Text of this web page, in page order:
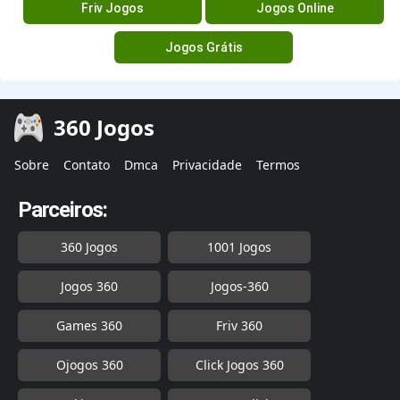
Friv Jogos Jogos Online
Jogos Grátis
360 Jogos
Sobre Contato Dmca Privacidade Termos
Parceiros:
360 Jogos 1001 Jogos
Jogos 360 Jogos-360
Games 360 Friv 360
Ojogos 360 Click Jogos 360